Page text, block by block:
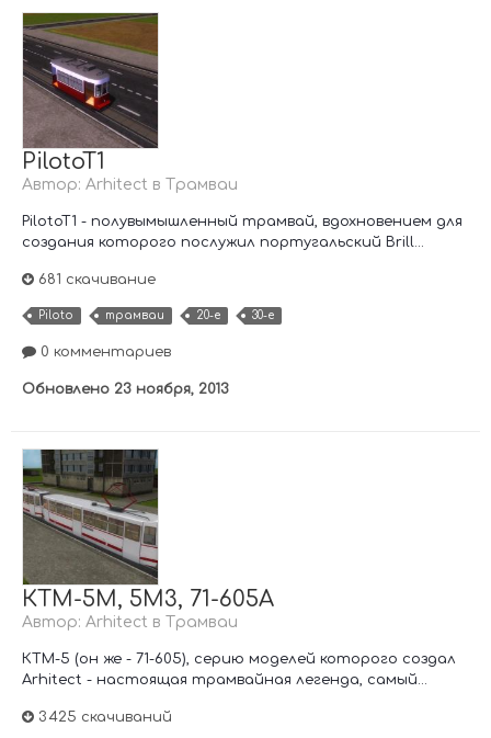
PilotoT1
Автор: Arhitect в Трамваи
PilotoT1 - полувымышленный трамвай, вдохновением для
создания которого послужил португальский Brill...
681 скачивание
Piloto трамваи 20-е 30-е
0 комментариев
Обновлено 23 ноября, 2013
КТМ-5М, 5М3, 71-605А
Автор: Arhitect в Трамваи
КТМ-5 (он же - 71-605), серию моделей которого создал
Arhitect - настоящая трамвайная легенда, самый...
3 425 скачиваний